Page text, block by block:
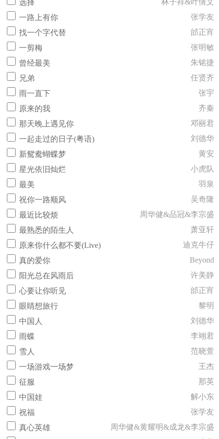
选择
林子祥&叶倩文
一路上有你
张学友
找一个字代替
邰正宵
一剪梅
张明敏
曾经最美
朱铭捷
兄弟
任贤齐
雨一直下
张宇
原来的我
齐秦
那天晚上遇见你
邓丽君
一起走过的日子(粤语)
刘德华
新鸳鸯蝴蝶梦
黄安
星光依旧灿烂
小虎队
最美
羽泉
祝你一路顺风
吴奇隆
最近比较烦
周华健&品冠&李宗盛
最熟悉的陌生人
萧亚轩
原来你什么都不要(Live)
迪克牛仔
真的爱你
Beyond
阳光总在风雨后
许美静
心要让你听见
邰正宵
眼睛想旅行
黎明
中国人
刘德华
雨蝶
李翊君
雪人
范晓萱
一场游戏一场梦
王杰
征服
那英
中国娃
解小东
祝福
张学友
真心英雄
周华健&黄耀明&成龙&李宗盛